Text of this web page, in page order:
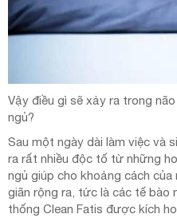
Vậy điều gì sẽ xảy ra trong
ngủ?
Sau một ngày dài làm việc và
ra rất nhiều độc tố từ những
ngủ giúp cho khoảng cách
giãn rộng ra, tức là các tế bào
thống Clean Fatis được kích